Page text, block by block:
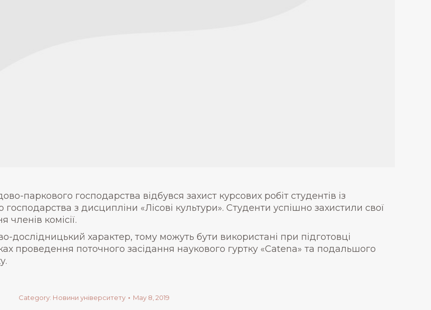
паркового господарства відбувся захист курсових робіт студентів із
з дисципліни «Лісові культури». Студенти успішно захистили свої
членів комісії.
дослідницький характер, тому можуть бути використані при підготовці
проведення поточного засідання наукового гуртку «Catena» та подальшого
Category: Новини університету May 8, 2019